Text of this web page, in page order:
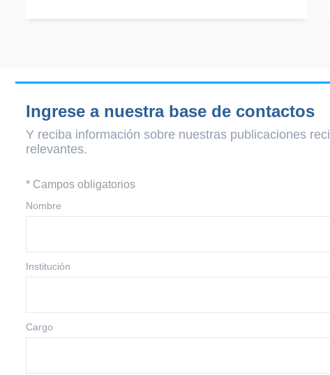
Ingrese a nuestra base de contactos
Y reciba información sobre nuestras publicaciones
relevantes.
* Campos obligatorios
Nombre
Institución
Cargo